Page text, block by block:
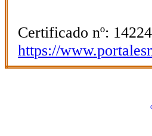
Certificado nº:
https://